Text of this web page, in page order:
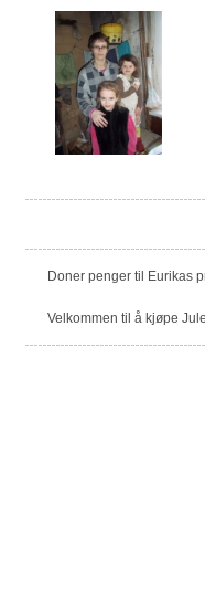
Doner penger til Eurikas
Velkommen til å kjøpe